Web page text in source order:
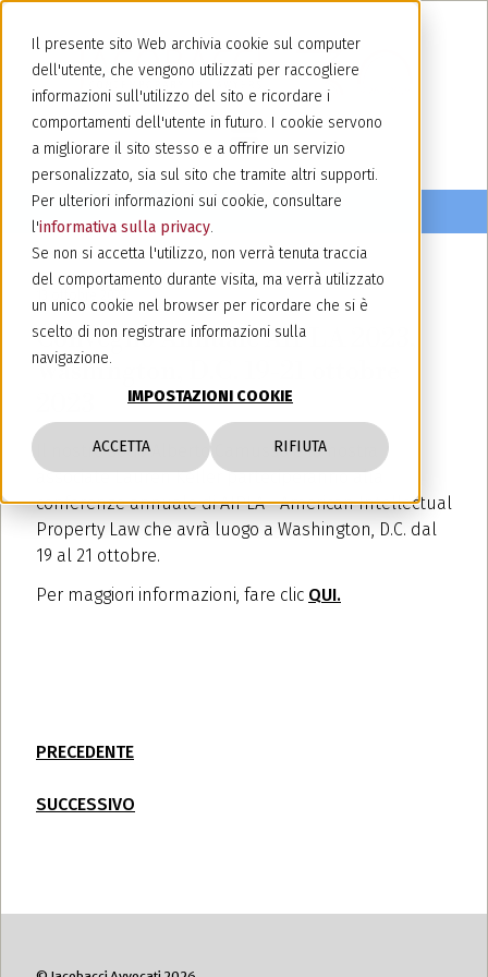
Il presente sito Web archivia cookie sul computer
dell'utente, che vengono utilizzati per raccogliere
informazioni sull'utilizzo del sito e ricordare i
comportamenti dell'utente in futuro. I cookie servono
a migliorare il sito stesso e a offrire un servizio
personalizzato, sia sul sito che tramite altri supporti.
Per ulteriori informazioni sui cookie, consultare
l'informativa sulla privacy.
Se non si accetta l'utilizzo, non verrà tenuta traccia
del comportamento durante visita, ma verrà utilizzato
un unico cookie nel browser per ricordare che si è
scelto di non registrare informazioni sulla
navigazione.
IMPOSTAZIONI COOKIE
ACCETTA RIFIUTA
13 ottobre 2023
Convegno Annuale AIPLA 2023,
Washington, D.C. 19-21 ottobre
Il nostro socio Alberto Camusso e la nostra
associate Lauren Keller parteciperanno alla
conferenze annuale di AIPLA - American Intellectual
Property Law che avrà luogo a Washington, D.C. dal
19 al 21 ottobre.
Per maggiori informazioni, fare clic QUI.
PRECEDENTE
SUCCESSIVO